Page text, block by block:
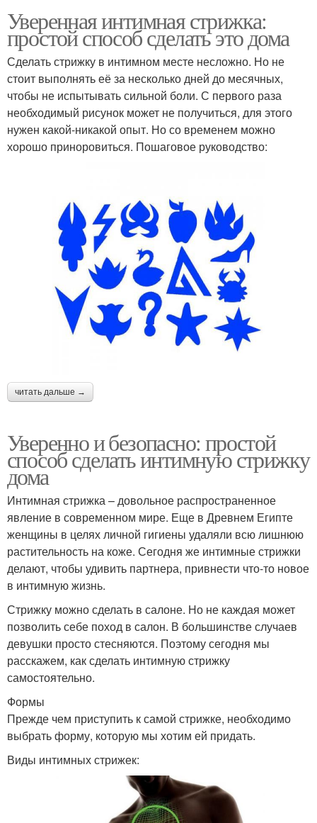
Уверенная интимная стрижка:
простой способ сделать это дома
Сделать стрижку в интимном месте несложно. Но не
стоит выполнять её за несколько дней до месячных,
чтобы не испытывать сильной боли. С первого раза
необходимый рисунок может не получиться, для этого
нужен какой-никакой опыт. Но со временем можно
хорошо приноровиться. Пошаговое руководство:
читать дальше →
Уверенно и безопасно: простой
способ сделать интимную стрижку
дома
Интимная стрижка – довольное распространенное
явление в современном мире. Еще в Древнем Египте
женщины в целях личной гигиены удаляли всю лишнюю
растительность на коже. Сегодня же интимные стрижки
делают, чтобы удивить партнера, привнести что-то новое
в интимную жизнь.
Стрижку можно сделать в салоне. Но не каждая может
позволить себе поход в салон. В большинстве случаев
девушки просто стесняются. Поэтому сегодня мы
расскажем, как сделать интимную стрижку
самостоятельно.
Формы
Прежде чем приступить к самой стрижке, необходимо
выбрать форму, которую мы хотим ей придать.
Виды интимных стрижек: